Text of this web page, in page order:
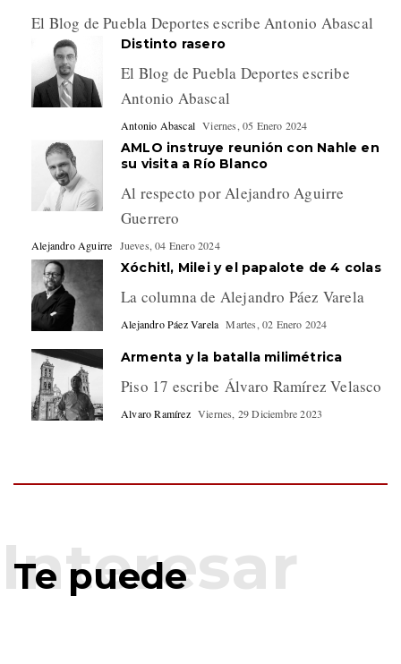
El Blog de Puebla Deportes escribe Antonio Abascal
Distinto rasero
El Blog de Puebla Deportes escribe
Antonio Abascal
Antonio Abascal Viernes, 05 Enero 2024
AMLO instruye reunión con Nahle en
su visita a Río Blanco
Al respecto por Alejandro Aguirre
Guerrero
Alejandro Aguirre Jueves, 04 Enero 2024
Xóchitl, Milei y el papalote de 4 colas
La columna de Alejandro Páez Varela
Alejandro Páez Varela Martes, 02 Enero 2024
Armenta y la batalla milimétrica
Piso 17 escribe Álvaro Ramírez Velasco
Alvaro Ramírez Viernes, 29 Diciembre 2023
Te puede